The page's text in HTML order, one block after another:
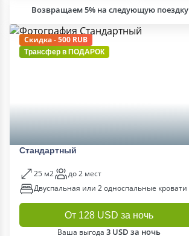
Возвращаем 5% на следующую поездку
Скидка - 500 RUB
Трансфер в ПОДАРОК
Стандартный
25 м2
до 2 мест
Двуспальная или 2 односпальные кровати
От 128 USD за ночь
Ваша выгода 3 USD за ночь